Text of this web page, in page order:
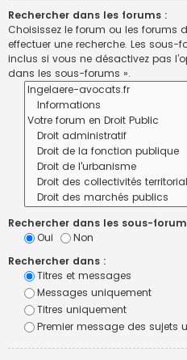
Rechercher dans les forums :
Choisissez le forum ou les
effectuer une recherche. Les
inclus si vous ne désactivez pas
dans les sous-forums ».
Rechercher dans les sous-
Oui
Non
Rechercher dans :
Titres et messages
Messages uniquement
Titres uniquement
Premier message des sujets